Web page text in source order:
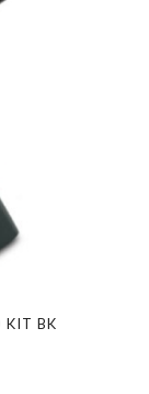
KIT BK